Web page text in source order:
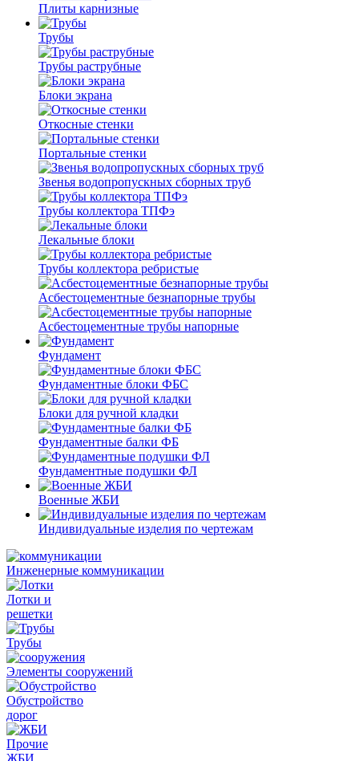
Плиты карнизные
Трубы
Трубы раструбные
Блоки экрана
Откосные стенки
Портальные стенки
Звенья водопропускных сборных труб
Трубы коллектора ТПФэ
Лекальные блоки
Трубы коллектора ребристые
Асбестоцементные безнапорные трубы
Асбестоцементные трубы напорные
Фундамент
Фундаментные блоки ФБС
Блоки для ручной кладки
Фундаментные балки ФБ
Фундаментные подушки ФЛ
Военные ЖБИ
Индивидуальные изделия по чертежам
Инженерные коммуникации
Лотки и
решетки
Трубы
Элементы сооружений
Обустройство
дорог
Прочие